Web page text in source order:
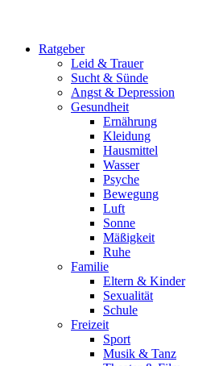
Ratgeber
Leid & Trauer
Sucht & Sünde
Angst & Depression
Gesundheit
Ernährung
Kleidung
Hausmittel
Wasser
Psyche
Bewegung
Luft
Sonne
Mäßigkeit
Ruhe
Familie
Eltern & Kinder
Sexualität
Schule
Freizeit
Sport
Musik & Tanz